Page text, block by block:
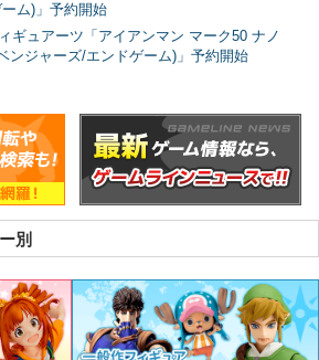
ム)」予約開始
ギュアーツ「アイアンマン マーク50 ナノ
ンジャーズ/エンドゲーム)」予約開始
別